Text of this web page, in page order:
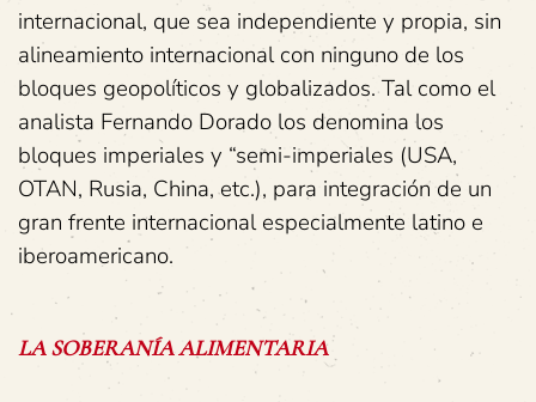
internacional, que sea independiente y propia, sin
alineamiento internacional con ninguno de los
bloques geopolíticos y globalizados. Tal como el
analista Fernando Dorado los denomina los
bloques imperiales y “semi-imperiales (USA,
OTAN, Rusia, China, etc.), para integración de un
gran frente internacional especialmente latino e
iberoamericano.
LA SOBERANÍAALIMENTARIA